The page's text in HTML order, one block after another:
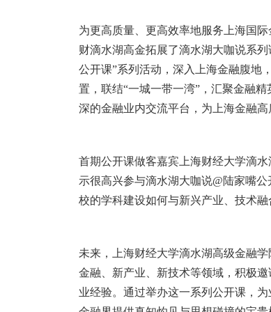
为更高质量、更高效率地服务上海国
财滴水湖高金拓展了滴水湖大咖说系
公开课”系列活动，深入上海金融腹地
置，联结“一城一带一湾”，汇聚金融
深的金融业内交流平台，为上海金融
首期公开课做客嘉宾上海财经大学滴
示很高兴参与滴水湖大咖说@陆家嘴
校的学科建设如何与新兴产业、技术
未来，上海财经大学滴水湖高级金融学
金融、新产业、新技术等领域，积极
业经验。通过举办这一系列公开课，